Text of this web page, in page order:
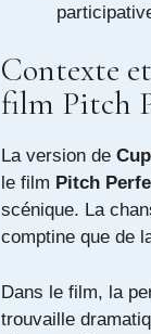
Contexte
film Pitch
La version de
le film Pitch
scénique. La
comptine que de
Dans le film, la
trouvaille